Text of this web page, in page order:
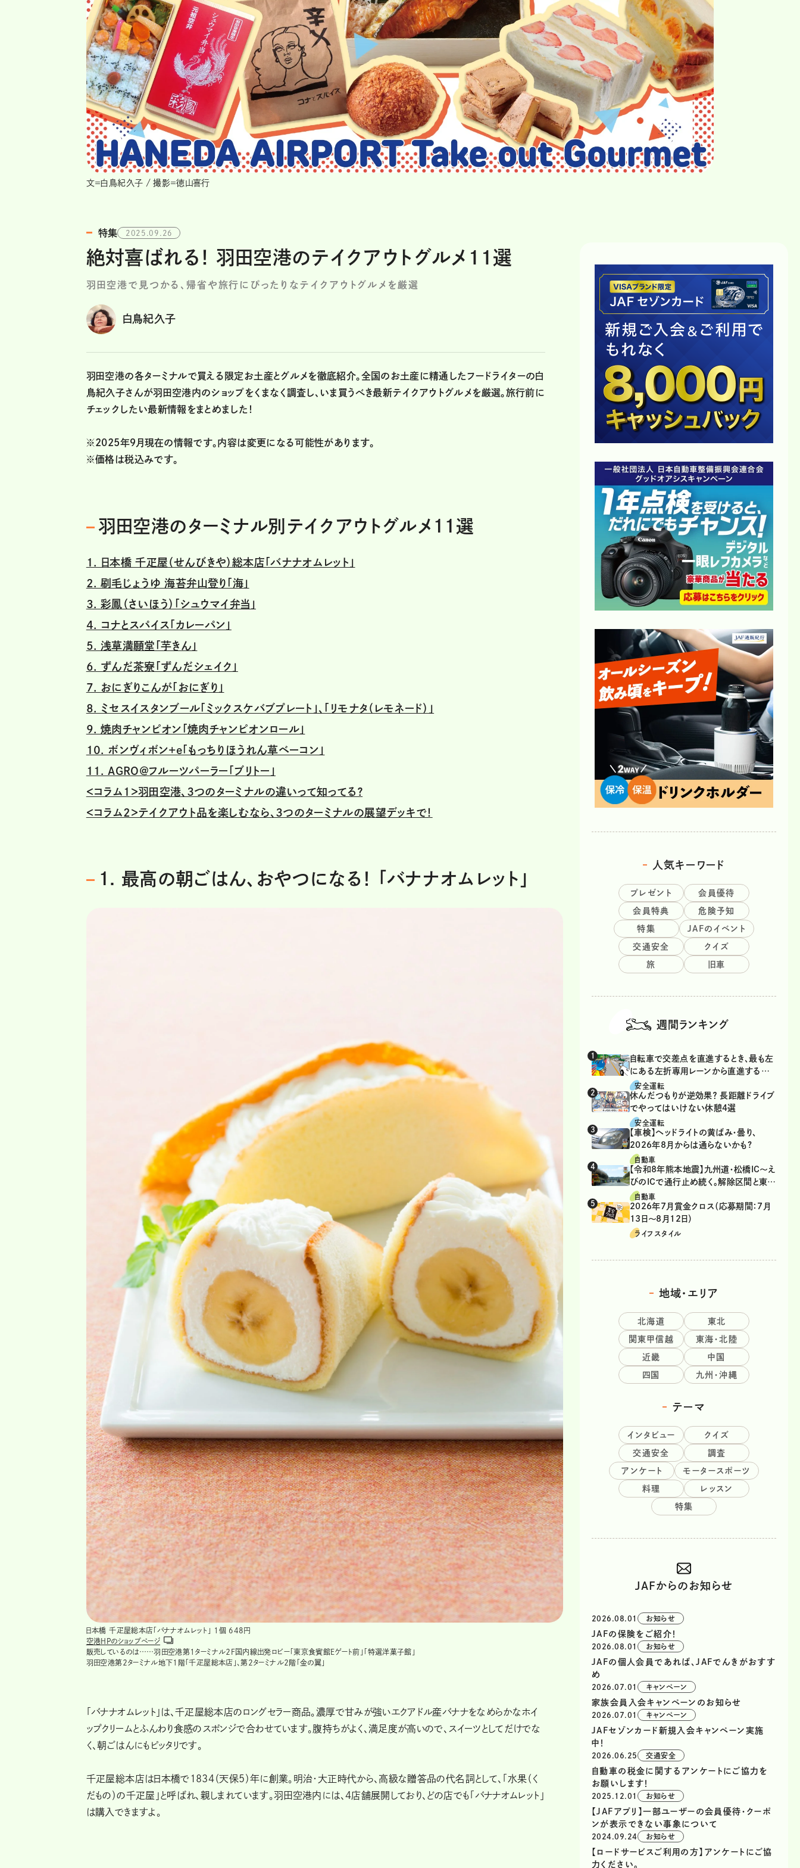
文＝白鳥紀久子 / 撮影＝徳山喜行
特集 2025.09.26
絶対喜ばれる！ 羽田空港のテイクアウトグルメ11選
羽田空港で見つかる、帰省や旅行にぴったりなテイクアウトグルメを厳選
白鳥紀久子
羽田空港の各ターミナルで買える限定お土産とグルメを徹底紹介。全国のお土産に精通したフードライターの白
鳥紀久子さんが羽田空港内のショップをくまなく調査し、いま買うべき最新テイクアウトグルメを厳選。旅行前に
チェックしたい最新情報をまとめました！
※2025年９月現在の情報です。内容は変更になる可能性があります。
※価格は税込みです。
羽田空港のターミナル別テイクアウトグルメ11選
1. 日本橋 千疋屋（せんびきや）総本店「バナナオムレット」
2. 刷毛じょうゆ 海苔弁山登り「海」
3. 彩鳳（さいほう）「シュウマイ弁当」
4. コナとスパイス「カレーパン」
5. 浅草満願堂「芋きん」
6. ずんだ茶寮「ずんだシェイク」
7. おにぎりこんが「おにぎり」
8. ミセスイスタンブール「ミックスケバブプレート」、「リモナタ（レモネード）」
9. 焼肉チャンピオン「焼肉チャンピオンロール」
10. ボンヴィボン+e「もっちりほうれん草ベーコン」
11. AGRO＠フルーツパーラー「ブリトー」
＜コラム1＞羽田空港、３つのターミナルの違いって知ってる？
＜コラム2＞テイクアウト品を楽しむなら、３つのターミナルの展望デッキで！
1. 最高の朝ごはん、おやつになる！ 「バナナオムレット」
日本橋 千疋屋総本店「バナナオムレット」 １個 648円
空港HPのショップページ
販売しているのは……羽田空港第１ターミナル２F国内線出発ロビー「東京食賓館Eゲート前」「特選洋菓子館」
羽田空港第２ターミナル地下１階「千疋屋総本店」、第２ターミナル２階「金の翼」
「バナナオムレット」は、千疋屋総本店のロングセラー商品。濃厚で甘みが強いエクアドル産バナナをなめらかなホイ
ップクリームとふんわり食感のスポンジで合わせています。腹持ちがよく、満足度が高いので、スイーツとしてだけでな
く、朝ごはんにもピッタリです。
千疋屋総本店は日本橋で1834（天保5）年に創業。明治・大正時代から、高級な贈答品の代名詞として、「水果（く
だもの）の千疋屋」と呼ばれ、親しまれています。羽田空港内には、４店舗展開しており、どの店でも「バナナオムレット」
は購入できますよ。
人気キーワード
プレゼント 会員優待
会員特典 危険予知
特集 JAFのイベント
交通安全 クイズ
旅 旧車
週間ランキング
自転車で交差点を直進するとき、最も左
にある左折専用レーンから直進するの
は、違反？
安全運転
休んだつもりが逆効果？ 長距離ドライブ
でやってはいけない休憩4選
安全運転
【車検】ヘッドライトの黄ばみ・曇り、
2026年8月からは通らないかも?
自動車
【令和8年熊本地震】九州道・松橋IC～え
びのICで通行止め続く。解除区間と東九
州道の迂回ルート
自動車
2026年7月賞金クロス（応募期間：7月
13日～8月12日）
ライフスタイル
地域・エリア
北海道 東北
関東甲信越 東海・北陸
近畿 中国
四国 九州・沖縄
テーマ
インタビュー クイズ
交通安全 調査
アンケート モータースポーツ
料理 レッスン
特集
JAFからのお知らせ
2026.08.01 お知らせ
JAFの保険をご紹介！
2026.08.01 お知らせ
JAFの個人会員であれば、JAFでんきがおすす
め
2026.07.01 キャンペーン
家族会員入会キャンペーンのお知らせ
2026.07.01 キャンペーン
JAFセゾンカード新規入会キャンペーン実施
中！
2026.06.25 交通安全
自動車の税金に関するアンケートにご協力を
お願いします！
2025.12.01 お知らせ
【JAFアプリ】一部ユーザーの会員優待・クーポ
ンが表示できない事象について
2024.09.24 お知らせ
【ロードサービスご利用の方】アンケートにご協
力ください。